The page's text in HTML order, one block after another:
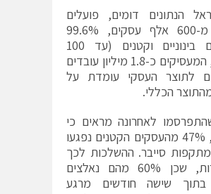
הנתונים דומים, פועלים
למעלה מ-600 אלף עסקים, 99.6%
מהם הם בינוניים וקטנים (עד 100
עובדים), המעסיקים כ-1.8 מיליון עובדים
לתוצר העסקי עומדת על
לאחרונה מראים כי
בממוצע, 47% מהעסקים הקטנים נפגעו
סייבר. ההשלכות לכך
הן חמורות, שכן 60% מהם נאלצים
בתוך שישה חודשים מרגע